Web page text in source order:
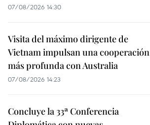
07/08/2026 14:30
Visita del máximo dirigente de
Vietnam impulsan una cooperación
más profunda con Australia
07/08/2026 14:23
Concluye la 33ª Conferencia